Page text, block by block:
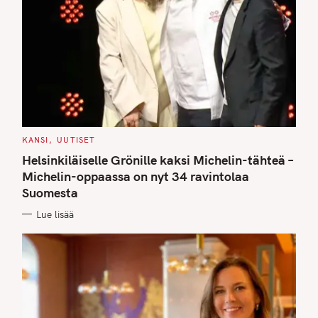
C
T
E
G
O
R
I
S
KANSI UUTISET
Helsinkiläiselle Grönille kaksi Michelin-tähteä –
Michelin-oppaassa on nyt 34 ravintolaa
Suomesta
Lue lisää